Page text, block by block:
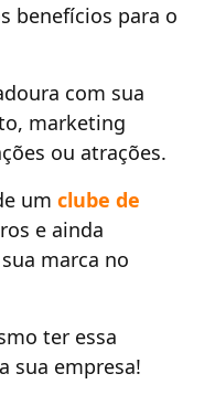
benefícios para o
com sua
marketing
ou atrações.
umclube de
e ainda
marca no
ter essa
sua empresa!